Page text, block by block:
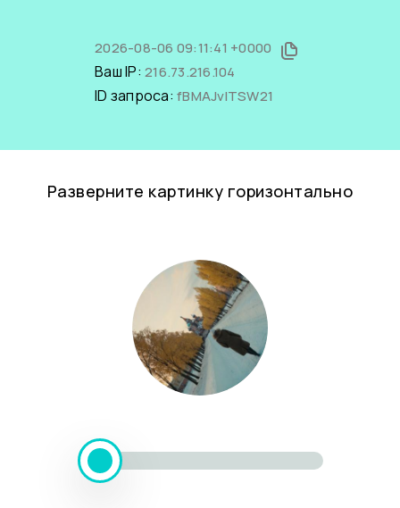
2026-08-06 09:11:41 +0000
Ваш IP: 216.73.216.104
ID запроса: fBMAJvITSW21
Разверните картинку горизонтально